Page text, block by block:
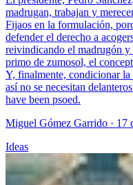
madrugan, trabajan y
Fijaos en la formulación,
defender el derecho a
reivindicando el madrugón y
primo de zumosol, el
Y, finalmente, condicionar la
así no se necesitan
have been psoed.
Miguel Gómez Garrido · 17
Ideas